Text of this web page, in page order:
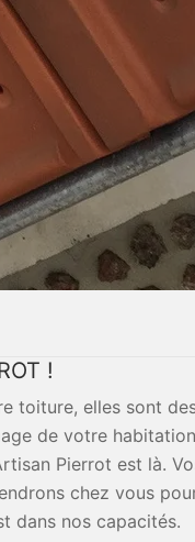
!
toiture, elles sont
de votre
Pierrot est là.
chez vous
dans nos capacités.